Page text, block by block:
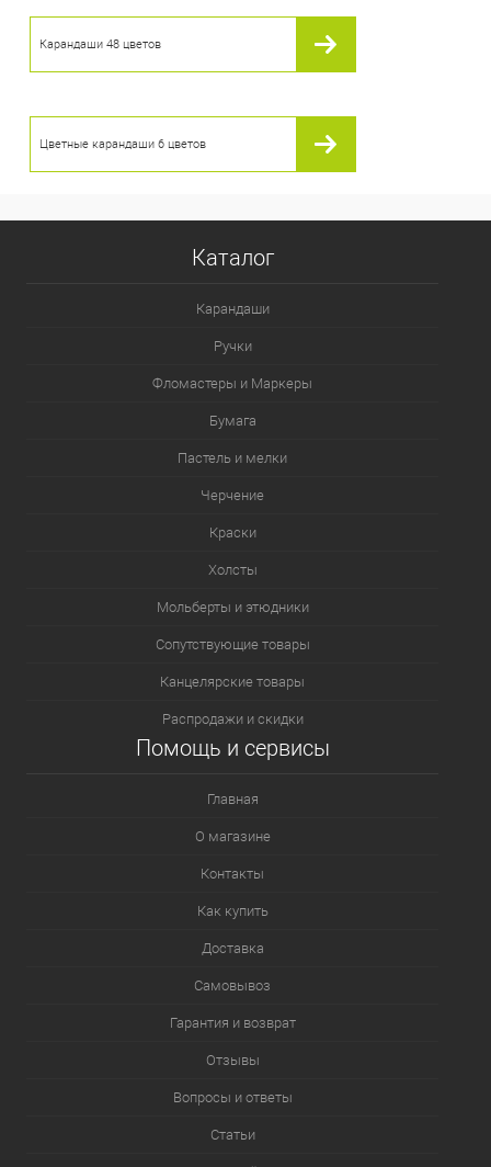
Карандаши 48 цветов
Цветные карандаши 6 цветов
Каталог
Карандаши
Ручки
Фломастеры и Маркеры
Бумага
Пастель и мелки
Черчение
Краски
Холсты
Мольберты и этюдники
Сопутствующие товары
Канцелярские товары
Распродажи и скидки
Помощь и сервисы
Главная
О магазине
Контакты
Как купить
Доставка
Самовывоз
Гарантия и возврат
Отзывы
Вопросы и ответы
Статьи